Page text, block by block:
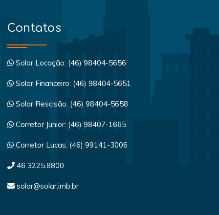
Contatos
Solar Locação: (46) 98404-5656
Solar Financeiro: (46) 98404-5651
Solar Rescisão: (46) 98404-5658
Corretor Junior: (46) 98407-1665
Corretor Lucas: (46) 99141-3006
46 3225.8800
solar@solar.imb.br